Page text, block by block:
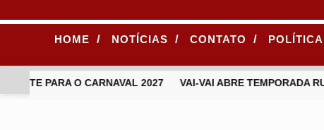
HOME / NOTÍCIAS / CONTATO / POLÍTICA
PARA O CARNAVAL 2027 VAI-VAI ABRE TEMPORADA